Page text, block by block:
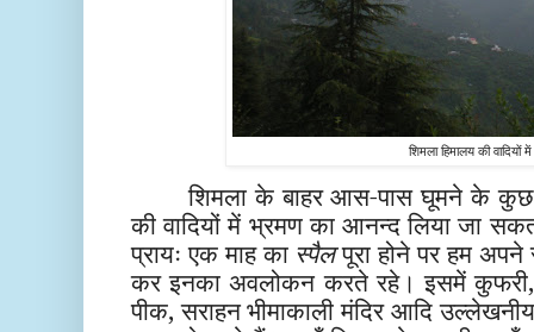
शिमला हिमालय की वादियों में
शिमला के बाहर आस-पास घूमने के कुछ
की वादियों में भ्रमण का आनन्द लिया जा
प्रायः एक माह का स्पैलपूरा होने पर हम
कर इनका अवलोकन करते रहे। इसमें कुफरी,
पीक, सराहन भीमाकाली मंदिर आदि